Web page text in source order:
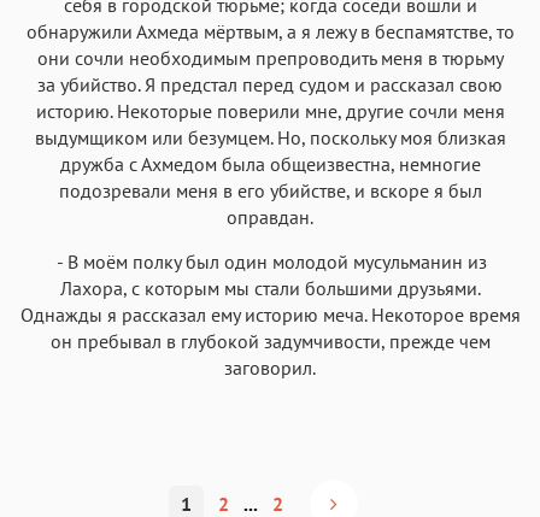
обнаружили Ахмеда мёртвым, а я лежу в беспамятстве, то
они сочли необходимым препроводить меня в тюрьму
за убийство. Я предстал перед судом и рассказал свою
историю. Некоторые поверили мне, другие сочли меня
выдумщиком или безумцем. Но, поскольку моя близкая
дружба с Ахмедом была общеизвестна, немногие
подозревали меня в его убийстве, и вскоре я был
оправдан.
- В моём полку был один молодой мусульманин из
Лахора, с которым мы стали большими друзьями.
Однажды я рассказал ему историю меча. Некоторое время
он пребывал в глубокой задумчивости, прежде чем
заговорил.
1 2 ... 2